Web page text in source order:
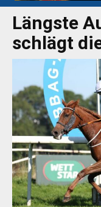
Längste
schlägt